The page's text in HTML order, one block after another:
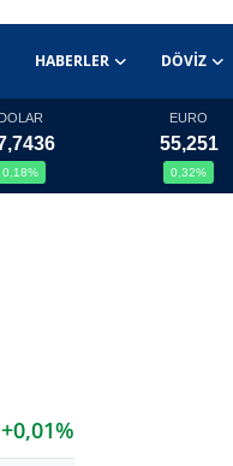
HABERLER DÖVIZ
DOLAR
0,18%
EURO
55,251
0,32%
+0,01%